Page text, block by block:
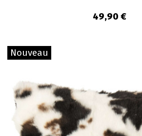
49,90 €
Nouveau